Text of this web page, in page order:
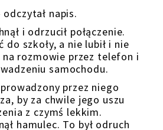
napis.
i odrzucił połączenie.
do szkoły, a nie lubił i nie
rozmowie przez telefon i
samochodu.
prowadzony przez niego
by za chwile jego uszu
z czymś lekkim.
hamulec. To był odruch